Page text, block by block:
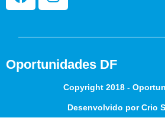
Oportunidades DF
Copyright 2018 -
Desenvolvido por Crio